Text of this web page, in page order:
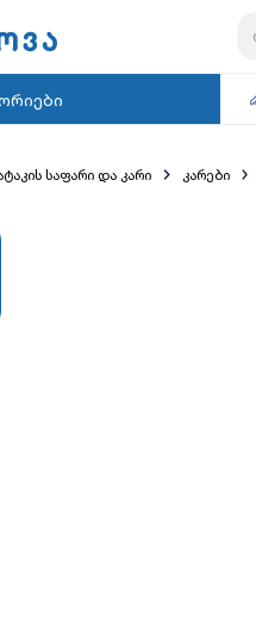
საფარი და კარი კარები